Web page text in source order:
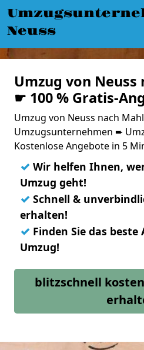
Neuss
Umzug von
☛ 100 % Gratis-
Umzug von Neuss nach
Umzugsunternehmen ➨
Kostenlose Angebote in 5
✓ Wir helfen Ihnen,
Umzug geht!
✓ Schnell &
erhalten!
✓ Finden Sie das
Umzug!
blitzschnell